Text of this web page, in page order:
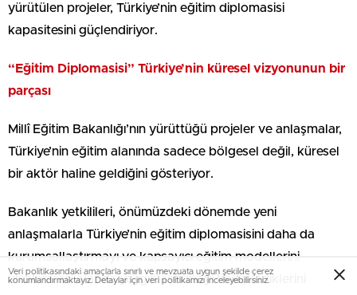
yürütülen projeler, Türkiye’nin eğitim diplomasisi
kapasitesini güçlendiriyor.
“Eğitim Diplomasisi” Türkiye’nin küresel vizyonunun bir
parçası
Millî Eğitim Bakanlığı’nın yürüttüğü projeler ve anlaşmalar,
Türkiye’nin eğitim alanında sadece bölgesel değil, küresel
bir aktör haline geldiğini gösteriyor.
Bakanlık yetkilileri, önümüzdeki dönemde yeni
anlaşmalarla Türkiye’nin eğitim diplomasisini daha da
kurumsallaştırmayı ve kapsayıcı eğitim modellerini
uluslararası alanda yaygınlaştırmayı hedeflediklerini
Veri politikasındaki amaçlarla sınırlı ve mevzuata uygun şekilde çerez
konumlandırmaktayız. Detaylar için veri politikamızı inceleyebilirsiniz.